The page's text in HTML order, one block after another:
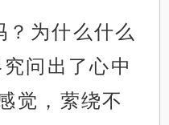
为什么什么
问出了心中
觉，萦绕不